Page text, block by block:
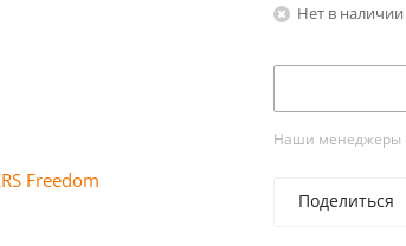
Нет в наличии
Наши менеджеры
Поделиться